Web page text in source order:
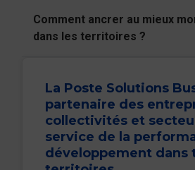
Comment ancrer au mieux
dans les territoires ?
La Poste Solutions
partenaire des
collectivités et
service de la
développement dans